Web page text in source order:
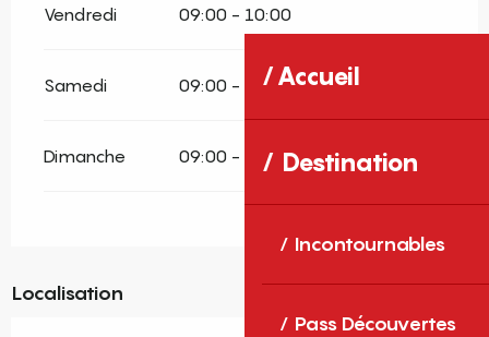
Accueil
Destination
Incontournables
Pass Découvertes
Vendredi 09:00 - 10:00
Samedi 09:00 - 10:00
Dimanche 09:00 - 10:00
Localisation